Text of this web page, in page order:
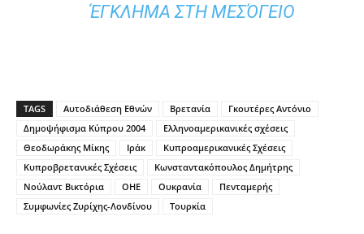
ΈΓΚΛΗΜΑ ΣΤΗ ΜΕΣΌΓΕΙΟ
TAGS Αυτοδιάθεση Εθνών Βρετανία
Γκουτέρες Aντόνιο
Δημοψήφισμα Κύπρου 2004
Ελληνοαμερικανικές σχέσεις
Θεοδωράκης Μίκης
Ιράκ
Κυπροαμερικανικές Σχέσεις
Κυπροβρετανικές Σχέσεις
Κωνσταντακόπουλος Δημήτρης
Νούλαντ Βικτόρια
ΟΗΕ Ουκρανία
Πενταμερής
Συμφωνίες Ζυρίχης-Λονδίνου
Τουρκία